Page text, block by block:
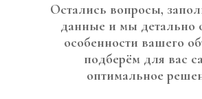
Остались вопросы,
данные и мы детально
особенности вашего
подберём для вас
оптимальное